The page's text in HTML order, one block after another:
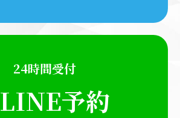
24時間受付
LINE予約